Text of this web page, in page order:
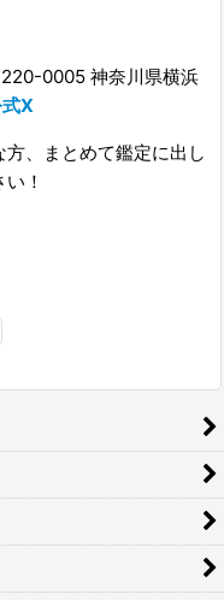
0005 神奈川県横浜
X
、まとめて鑑定に出し
！